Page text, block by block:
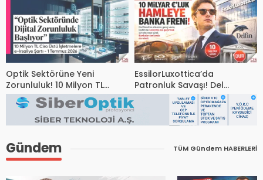
Dalgasına Karşı Uyardı
Optik Sektörüne Yeni
Zorunluluk! 10 Milyon TL
Ciroyu Aşan İşletmeler e-
İrsaliye’ye Geçiyor
EssilorLuxottica’da
Patronluk Savaşı! Del
Vecchio’nun 10 Milyar
Euroluk Hamlesine Banka
Gündem TÜM Gündem HABERLERİ